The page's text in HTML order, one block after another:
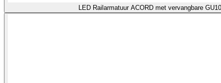
LED Railarmatuur ACORD met